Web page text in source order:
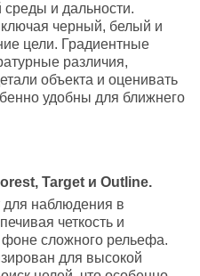
и дальности.
черный, белый и
цели. Градиентные
различия,
объекта и оценивать
удобны для ближнего
Target и Outline.
для наблюдения в
четкость и
сложного рельефа.
для высокой